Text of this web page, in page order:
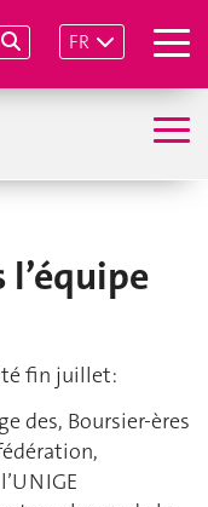
FR
fin juillet:
des, Boursier-ères